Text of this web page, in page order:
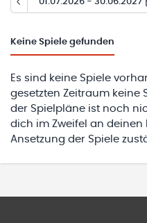
Keine Spiele gefunden
Es sind keine Spiele
gesetzten Zeitraum keine
der Spielpläne ist noch
dich im Zweifel an deinen
Ansetzung der Spiele